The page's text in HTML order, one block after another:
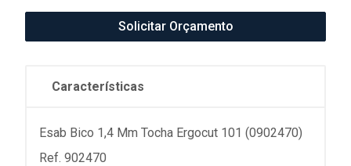
Solicitar Orçamento
Características
Esab Bico 1,4 Mm Tocha Ergocut 101 (0902470)
Ref. 902470